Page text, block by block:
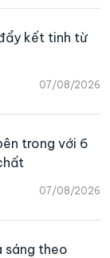
07/08/2026
kết tinh từ
07/08/2026
trong với 6
sáng theo